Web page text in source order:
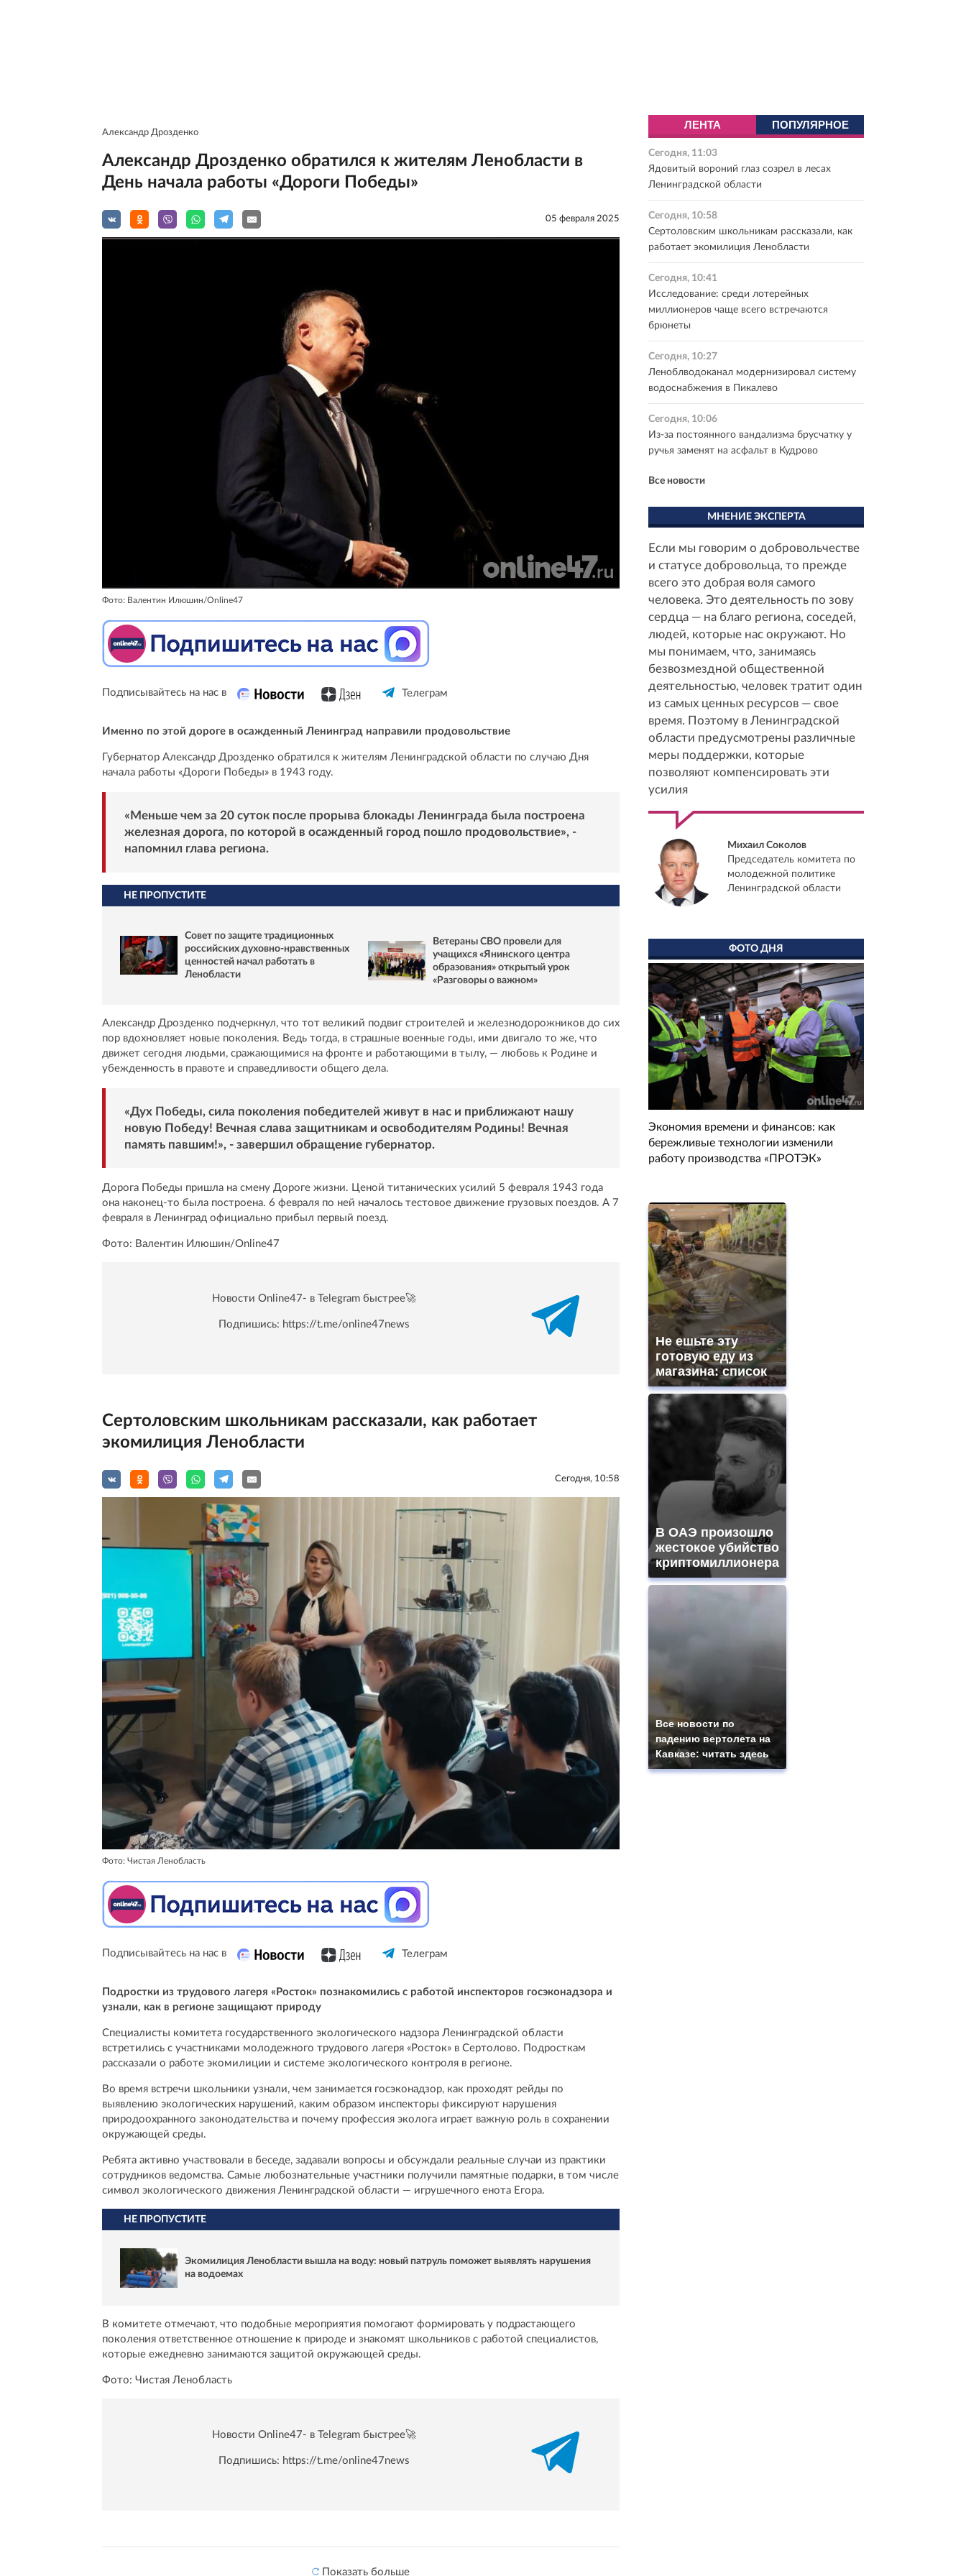
Александр Дрозденко
Александр Дрозденко обратился к жителям Ленобласти в
День начала работы «Дороги Победы»
05 февраля 2025
Фото: Валентин Илюшин/Online47
Подписывайтесь на нас в Телеграм
Именно по этой дороге в осажденный Ленинград направили продовольствие
Губернатор Александр Дрозденко обратился к жителям Ленинградской области по случаю Дня
начала работы «Дороги Победы» в 1943 году.
«Меньше чем за 20 суток после прорыва блокады Ленинграда была построена
железная дорога, по которой в осажденный город пошло продовольствие», -
напомнил глава региона.
НЕ ПРОПУСТИТЕ
Совет по защите традиционных
российских духовно-нравственных
ценностей начал работать в
Ленобласти
Ветераны СВО провели для
учащихся «Янинского центра
образования» открытый урок
«Разговоры о важном»
Александр Дрозденко подчеркнул, что тот великий подвиг строителей и железнодорожников до сих
пор вдохновляет новые поколения. Ведь тогда, в страшные военные годы, ими двигало то же, что
движет сегодня людьми, сражающимися на фронте и работающими в тылу, — любовь к Родине и
убежденность в правоте и справедливости общего дела.
«Дух Победы, сила поколения победителей живут в нас и приближают нашу
новую Победу! Вечная слава защитникам и освободителям Родины! Вечная
память павшим!», - завершил обращение губернатор.
Дорога Победы пришла на смену Дороге жизни. Ценой титанических усилий 5 февраля 1943 года
она наконец-то была построена. 6 февраля по ней началось тестовое движение грузовых поездов. А 7
февраля в Ленинград официально прибыл первый поезд.
Фото: Валентин Илюшин/Online47
Новости Online47- в Telegram быстрее🚀
Подпишись: https://t.me/online47news
Сертоловским школьникам рассказали, как работает
экомилиция Ленобласти
Сегодня, 10:58
Фото: Чистая Ленобласть
Подписывайтесь на нас в Телеграм
Подростки из трудового лагеря «Росток» познакомились с работой инспекторов госэконадзора и
узнали, как в регионе защищают природу
Специалисты комитета государственного экологического надзора Ленинградской области
встретились с участниками молодежного трудового лагеря «Росток» в Сертолово. Подросткам
рассказали о работе экомилиции и системе экологического контроля в регионе.
Во время встречи школьники узнали, чем занимается госэконадзор, как проходят рейды по
выявлению экологических нарушений, каким образом инспекторы фиксируют нарушения
природоохранного законодательства и почему профессия эколога играет важную роль в сохранении
окружающей среды.
Ребята активно участвовали в беседе, задавали вопросы и обсуждали реальные случаи из практики
сотрудников ведомства. Самые любознательные участники получили памятные подарки, в том числе
символ экологического движения Ленинградской области — игрушечного енота Егора.
НЕ ПРОПУСТИТЕ
Экомилиция Ленобласти вышла на воду: новый патруль поможет выявлять нарушения
на водоемах
В комитете отмечают, что подобные мероприятия помогают формировать у подрастающего
поколения ответственное отношение к природе и знакомят школьников с работой специалистов,
которые ежедневно занимаются защитой окружающей среды.
Фото: Чистая Ленобласть
Новости Online47- в Telegram быстрее🚀
Подпишись: https://t.me/online47news
Показать больше
ЛЕНТА ПОПУЛЯРНОЕ
Сегодня, 11:03
Ядовитый вороний глаз созрел в лесах
Ленинградской области
Сегодня, 10:58
Сертоловским школьникам рассказали, как
работает экомилиция Ленобласти
Сегодня, 10:41
Исследование: среди лотерейных
миллионеров чаще всего встречаются
брюнеты
Сегодня, 10:27
Леноблводоканал модернизировал систему
водоснабжения в Пикалево
Сегодня, 10:06
Из-за постоянного вандализма брусчатку у
ручья заменят на асфальт в Кудрово
Все новости
МНЕНИЕ ЭКСПЕРТА
Если мы говорим о добровольчестве
и статусе добровольца, то прежде
всего это добрая воля самого
человека. Это деятельность по зову
сердца — на благо региона, соседей,
людей, которые нас окружают. Но
мы понимаем, что, занимаясь
безвозмездной общественной
деятельностью, человек тратит один
из самых ценных ресурсов — свое
время. Поэтому в Ленинградской
области предусмотрены различные
меры поддержки, которые
позволяют компенсировать эти
усилия
Михаил Соколов
Председатель комитета по
молодежной политике
Ленинградской области
ФОТО ДНЯ
Экономия времени и финансов: как
бережливые технологии изменили
работу производства «ПРОТЭК»
Не ешьте эту
готовую еду из
магазина: список
В ОАЭ произошло
жестокое убийство
криптомиллионера
Все новости по
падению вертолета на
Кавказе: читать здесь